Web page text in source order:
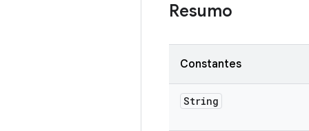
Resumo
Constantes
String